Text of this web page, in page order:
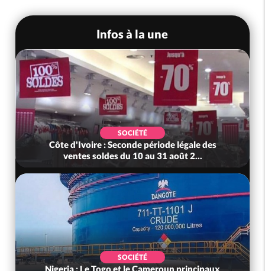
Infos à la une
SOCIÉTÉ
Côte d'Ivoire : Seconde période légale des
ventes soldes du 10 au 31 août 2...
SOCIÉTÉ
Nigeria : Le Togo et le Cameroun principaux